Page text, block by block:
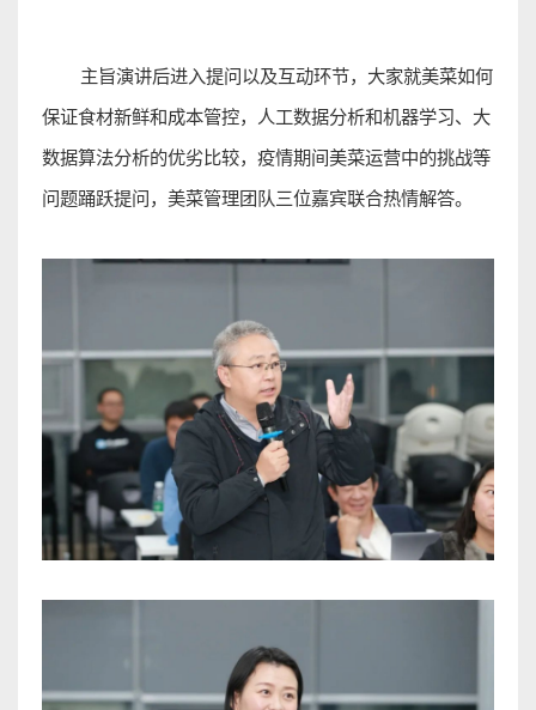
主旨演讲后进入提问以及互动环节，大家就美菜如何
保证食材新鲜和成本管控，人工数据分析和机器学习、大
数据算法分析的优劣比较，疫情期间美菜运营中的挑战等
问题踊跃提问，美菜管理团队三位嘉宾联合热情解答。